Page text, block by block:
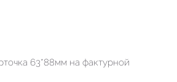
63*88мм на фактурной